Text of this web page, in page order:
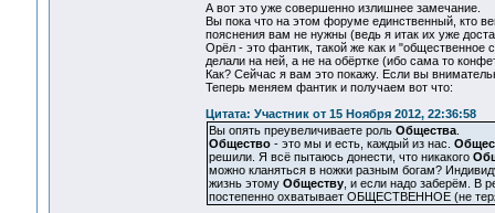
А вот это уже совершенно излишнее замечание.
Вы пока что на этом форуме единственный, кто
пояснения вам не нужны (ведь я итак их уже
Орёл - это фантик, такой же как и "общественное
делали на ней, а не на обёртке (ибо сама то
Как? Сейчас я вам это покажу. Если вы
Теперь меняем фантик и получаем вот что:
Цитата: Участник от 15 Ноября 2012, 22:36:58
Вы опять преувеличиваете роль Общества.
Общество- это мы и есть, каждый из нас.
решили. Я всё пытаюсь донести, что никакого
можно кланяться в ножки разным богам?
жизнь этому Обществу, и если надо заберём. В
постепенно охватывает ОБЩЕСТВЕННОЕ (не